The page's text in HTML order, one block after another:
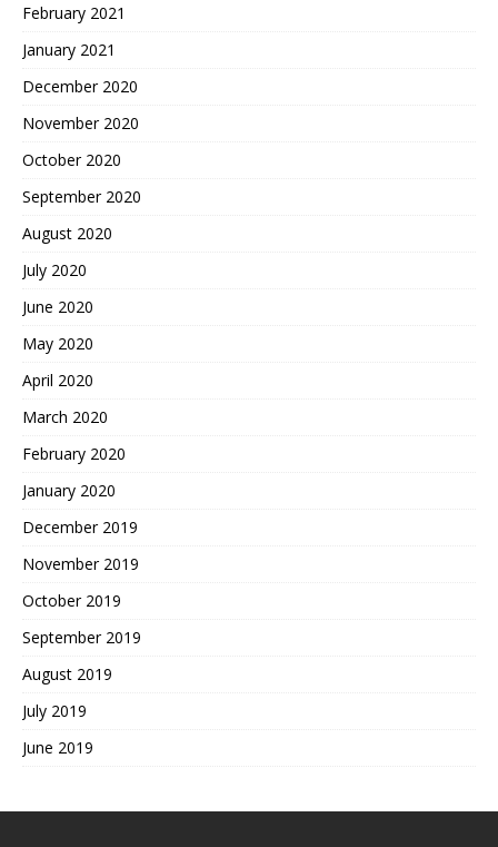
February 2021
January 2021
December 2020
November 2020
October 2020
September 2020
August 2020
July 2020
June 2020
May 2020
April 2020
March 2020
February 2020
January 2020
December 2019
November 2019
October 2019
September 2019
August 2019
July 2019
June 2019